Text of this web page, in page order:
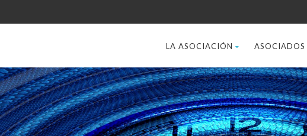
LA ASOCIACIÓN ASOCIADOS